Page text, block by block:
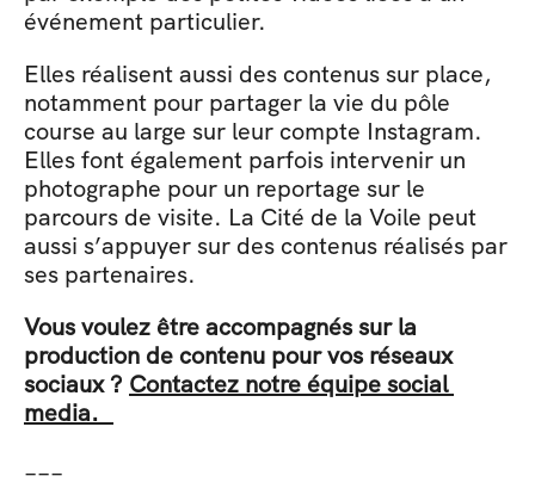
événement particulier.
Elles réalisent aussi des contenus sur place,
notamment pour partager la vie du pôle
course au large sur leur compte Instagram.
Elles font également parfois intervenir un
photographe pour un reportage sur le
parcours de visite. La Cité de la Voile peut
aussi s’appuyer sur des contenus réalisés par
ses partenaires.
Vous voulez être accompagnés sur la
production de contenu pour vos réseaux
sociaux ? Contactez notre équipe social
media.
___